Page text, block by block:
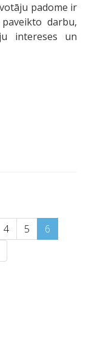
padome ir
darbu,
intereses un
4 5
6